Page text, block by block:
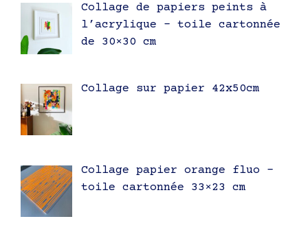
Collage de papiers peints à
l’acrylique – toile cartonnée
de 30×30 cm
Collage sur papier 42x50cm
Collage papier orange fluo –
toile cartonnée 33×23 cm